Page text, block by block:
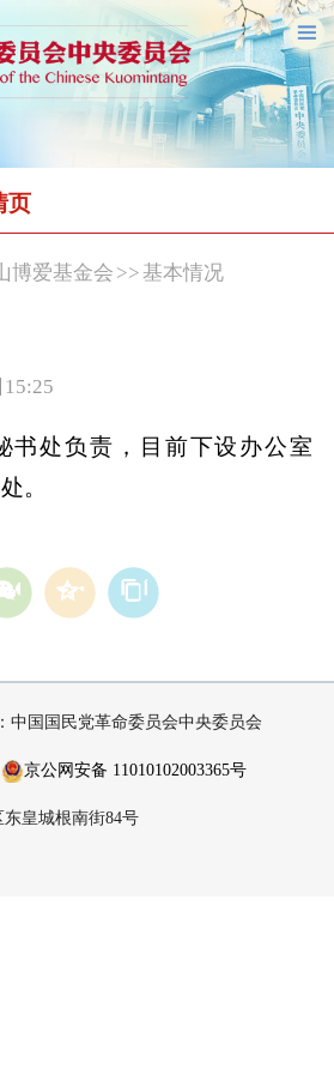
页
博爱基金会 >> 基本情况
书处负责，目前下设办公室
。
中国国民党革命委员会中央委员会
京公网安备 11010102003365号
皇城根南街84号